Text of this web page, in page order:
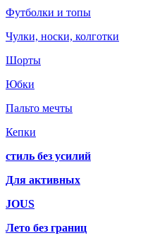
Футболки и топы
Чулки, носки, колготки
Шорты
Юбки
Пальто мечты
Кепки
стиль без усилий
Для активных
JOUS
Лето без границ